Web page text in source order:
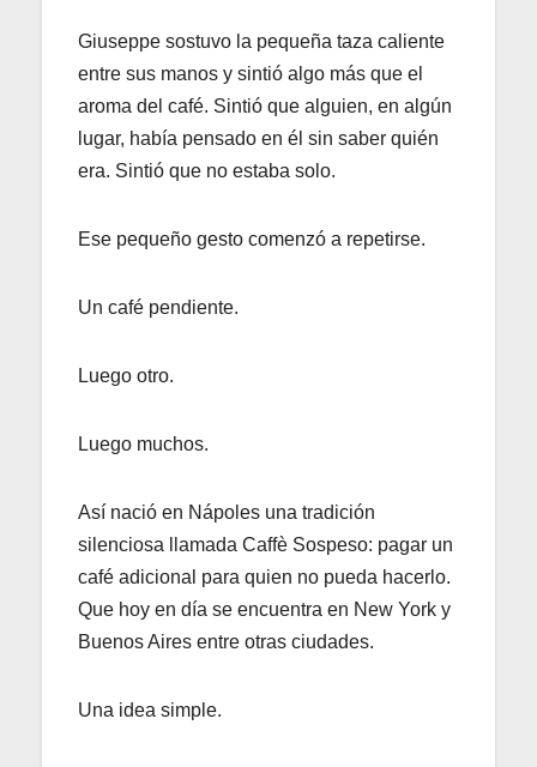
Giuseppe sostuvo la pequeña taza caliente
entre sus manos y sintió algo más que el
aroma del café. Sintió que alguien, en algún
lugar, había pensado en él sin saber quién
era. Sintió que no estaba solo.
Ese pequeño gesto comenzó a repetirse.
Un café pendiente.
Luego otro.
Luego muchos.
Así nació en Nápoles una tradición
silenciosa llamada Caffè Sospeso: pagar un
café adicional para quien no pueda hacerlo.
Que hoy en día se encuentra en New York y
Buenos Aires entre otras ciudades.
Una idea simple.